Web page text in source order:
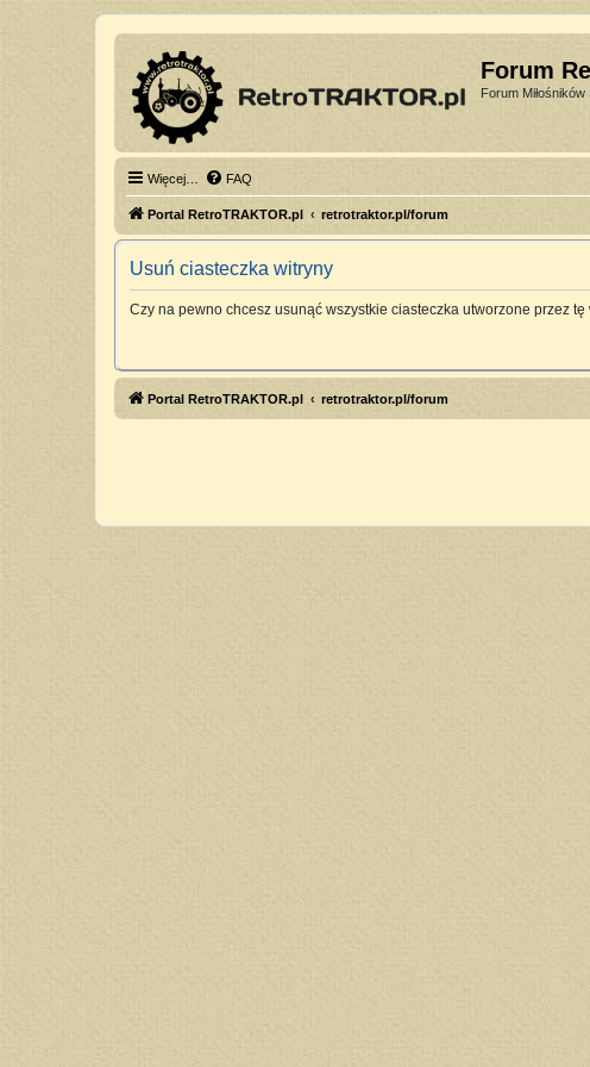
Forum
Forum
Więcej… FAQ
Portal RetroTRAKTOR.pl retrotraktor.pl/forum
Usuń ciasteczka witryny
Czy na pewno chcesz usunąć wszystkie ciasteczka utworzone przez tę
Portal RetroTRAKTOR.pl retrotraktor.pl/forum